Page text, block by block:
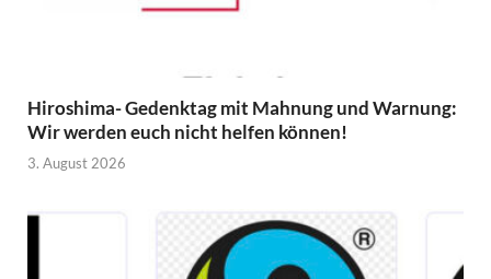
Hiroshima- Gedenktag mit Mahnung und Warnung:
Wir werden euch nicht helfen können!
3. August 2026